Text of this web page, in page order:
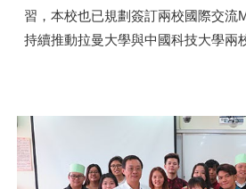
習，本校也已規劃簽訂兩校國際交流
持續推動拉曼大學與中國科技大學兩